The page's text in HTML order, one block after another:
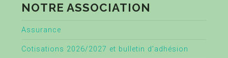
NOTRE ASSOCIATION
Assurance
Cotisations 2026/2027 et bulletin d’adhésion